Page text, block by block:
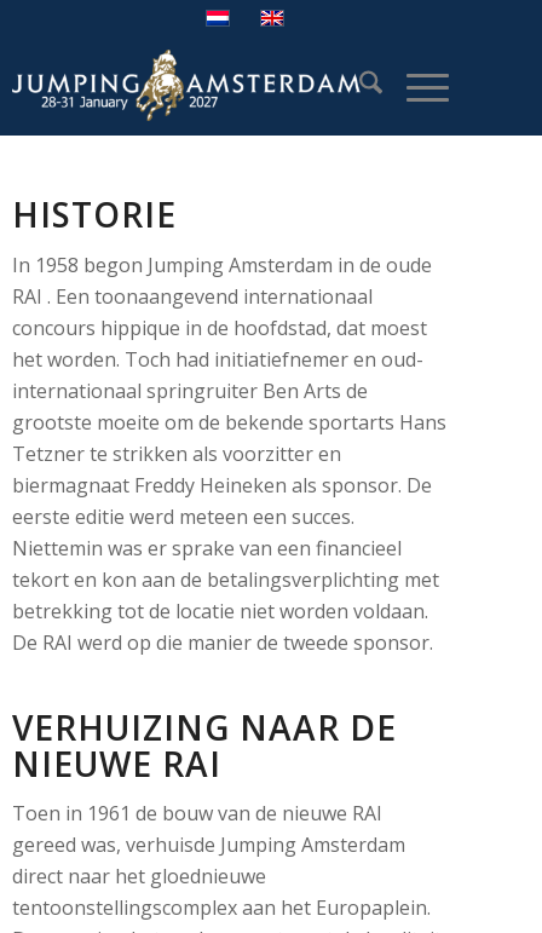
HISTORIE
In 1958 begon Jumping Amsterdam in de oude
RAI . Een toonaangevend internationaal
concours hippique in de hoofdstad, dat moest
het worden. Toch had initiatiefnemer en oud-
internationaal springruiter Ben Arts de
grootste moeite om de bekende sportarts Hans
Tetzner te strikken als voorzitter en
biermagnaat Freddy Heineken als sponsor. De
eerste editie werd meteen een succes.
Niettemin was er sprake van een financieel
tekort en kon aan de betalingsverplichting met
betrekking tot de locatie niet worden voldaan.
De RAI werd op die manier de tweede sponsor.
VERHUIZING NAAR DE
NIEUWE RAI
Toen in 1961 de bouw van de nieuwe RAI
gereed was, verhuisde Jumping Amsterdam
direct naar het gloednieuwe
tentoonstellingscomplex aan het Europaplein.